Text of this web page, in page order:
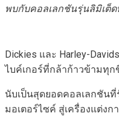
พบกับคอลเลกชันรุ่นลิมิเต็
Dickies และ Harley-
ไบค์เกอร์ที่กล้าก้าวข้ามทุก
นับเป็นสุดยอดคอลเลกชันที่
มอเตอร์ไซค์ สู่เครื่องแต่ง